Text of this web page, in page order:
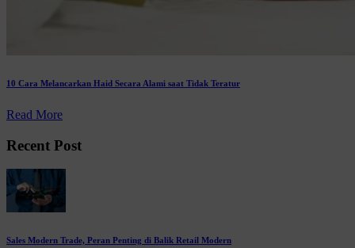
10 Cara Melancarkan Haid Secara Alami saat Tidak Teratur
Read More
Recent Post
Sales Modern Trade, Peran Penting di Balik Retail Modern